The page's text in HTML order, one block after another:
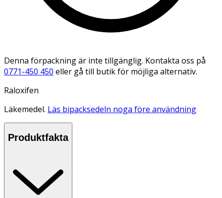
Denna förpackning är inte tillgänglig. Kontakta oss på
0771-450 450 eller gå till butik för möjliga alternativ.
Raloxifen
Läkemedel. Läs bipacksedeln noga före användning
Produktfakta